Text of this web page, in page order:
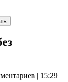
| 15:29